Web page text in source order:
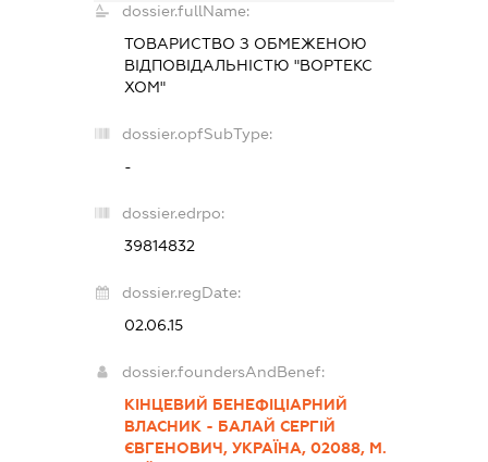
dossier.fullName:
ТОВАРИСТВО З ОБМЕЖЕНОЮ
ВІДПОВІДАЛЬНІСТЮ "ВОРТЕКС
ХОМ"
dossier.opfSubType:
-
dossier.edrpo:
39814832
dossier.regDate:
02.06.15
dossier.foundersAndBenef:
КІНЦЕВИЙ БЕНЕФІЦІАРНИЙ
ВЛАСНИК - БАЛАЙ СЕРГІЙ
ЄВГЕНОВИЧ, УКРАЇНА, 02088, М.